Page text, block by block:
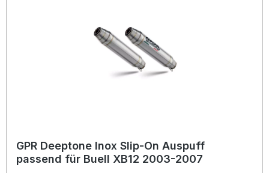
GPR Deeptone Inox Slip-On Auspuff
passend für Buell XB12 2003-2007